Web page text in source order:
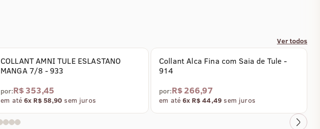
Ver todos
COLLANT AMNI TULE ESLASTANO
MANGA 7/8 - 933
por:R$ 353,45
em até6x R$ 58,90 sem juros
Collant Alca Fina com Saia de Tule -
914
por:R$ 266,97
em até6x R$ 44,49 sem juros